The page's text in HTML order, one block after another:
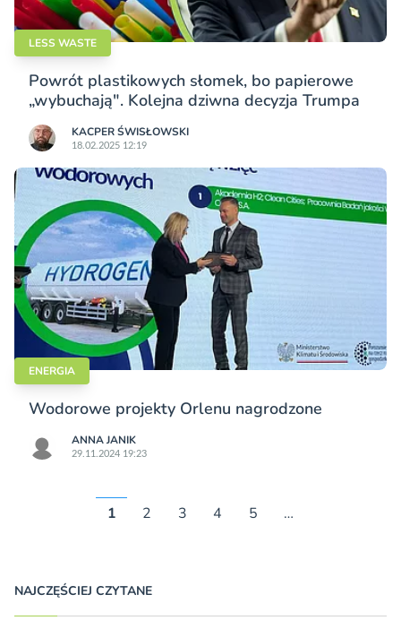
LESS WASTE
Powrót plastikowych słomek, bo papierowe
„wybuchają". Kolejna dziwna decyzja Trumpa
KACPER ŚWISŁO­WSKI
18.02.2025 12:19
ENERGIA
Wodorowe projekty Orlenu nagrodzone
ANNA JANIK
29.11.2024 19:23
1 2 3 4 5 …
NAJCZĘŚCIEJ CZYTANE